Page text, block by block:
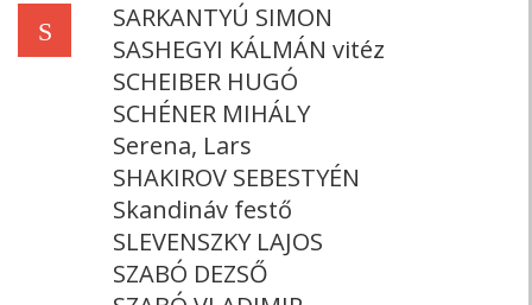
S
SARKANTYÚ SIMON
SASHEGYI KÁLMÁN vitéz
SCHEIBER HUGÓ
SCHÉNER MIHÁLY
Serena, Lars
SHAKIROV SEBESTYÉN
Skandináv festő
SLEVENSZKY LAJOS
SZABÓ DEZSŐ